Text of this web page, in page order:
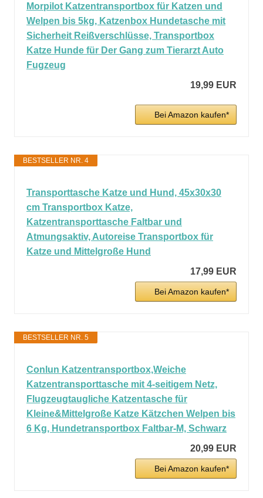
Morpilot Katzentransportbox für Katzen und
Welpen bis 5kg, Katzenbox Hundetasche mit
Sicherheit Reißverschlüsse, Transportbox
Katze Hunde für Der Gang zum Tierarzt Auto
Fugzeug
19,99 EUR
Bei Amazon kaufen*
BESTSELLER NR. 4
Transporttasche Katze und Hund, 45x30x30
cm Transportbox Katze,
Katzentransporttasche Faltbar und
Atmungsaktiv, Autoreise Transportbox für
Katze und Mittelgroße Hund
17,99 EUR
Bei Amazon kaufen*
BESTSELLER NR. 5
Conlun Katzentransportbox,Weiche
Katzentransporttasche mit 4-seitigem Netz,
Flugzeugtaugliche Katzentasche für
Kleine&Mittelgroße Katze Kätzchen Welpen bis
6 Kg, Hundetransportbox Faltbar-M, Schwarz
20,99 EUR
Bei Amazon kaufen*